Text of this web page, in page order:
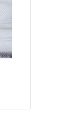
ی
ح
ق
و
ق
ر